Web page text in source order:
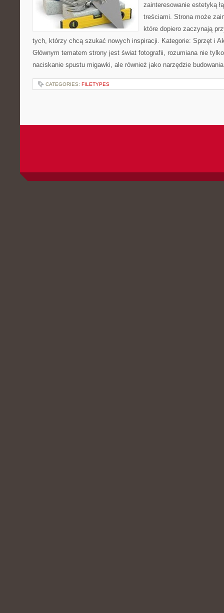
zainteresowanie estetyką
treściami. Strona może
które dopiero zaczynają
tych, którzy chcą szukać nowych inspiracji. Kategorie: Sprzęt i
Głównym tematem strony jest świat fotografii, rozumiana nie
naciskanie spustu migawki, ale również jako narzędzie
CATEGORIES: FILETYPES